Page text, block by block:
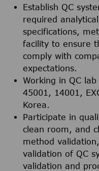
Establish QC
required
specifications,
facility to ensure
comply with
expectations.
Working in QC
45001, 14001,
Korea.
Participate in
clean room, and
method
validation of QC
validation and